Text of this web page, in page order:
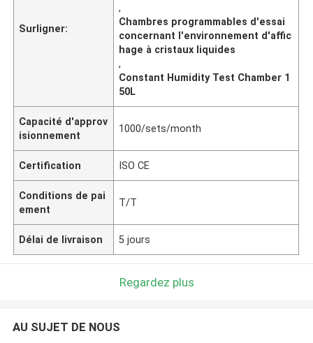
Surligner:
,
Chambres programmables d'essai
concernant l'environnement d'affic
hage à cristaux liquides
,
Constant Humidity Test Chamber 1
50L
Capacité d'approv
isionnement
1000/sets/month
Certification ISO CE
Conditions de pai
ement
T/T
Délai de livraison 5 jours
Regardez plus
AU SUJET DE NOUS